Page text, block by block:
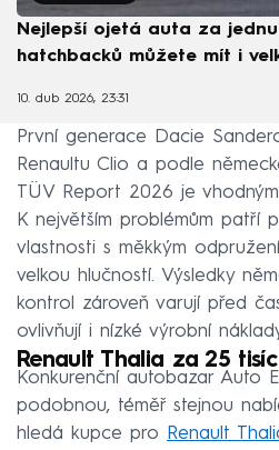
Nejlepší ojetá auta za
hatchbacků můžete mít i
10. dub 2026, 23:31
První generace Dacie
Renaultu Clio a podle
TÜV Report 2026 je
K největším problémům patří
vlastnosti s měkkým
velkou hlučností. Výsledky
kontrol zároveň varují před
ovlivňují i nízké výrobní
Renault Thalia za 25
Konkurenční autobazar Auto
podobnou, téměř stejnou
hledá kupce pro
Renault